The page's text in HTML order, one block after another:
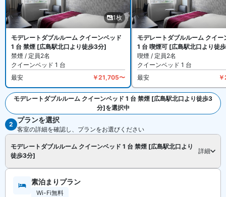
す。
【館内施設・サービス】
客室数は全197室。禁煙ルームと喫煙できるお部屋があります。詳
細は各宿泊プランをご確認ください。インターネットは無料のW-iFi
が利用できます。
館内には喫煙スペース、ランドリー設備があります。
1枚
モデレートダブルルーム クイーンベッド
1 台 禁煙 [広島駅北口より徒歩3分]
禁煙 / 定員2名
クイーンベッド 1 台
最安
￥21,705〜
モデレートダブルルーム クイー
1 台 喫煙可 [広島駅北口より徒
喫煙 / 定員2名
クイーンベッド 1 台
最安
モデレートダブルルーム クイーンベッド 1 台 禁煙 [広島駅北口より徒歩3
分]を選択中
2 プランを選択
客室の詳細を確認し、プランをお選びください
モデレートダブルルーム クイーンベッド 1 台 禁煙 [広島駅北口より
徒歩3分]
詳細
素泊まりプラン
Wi-Fi無料